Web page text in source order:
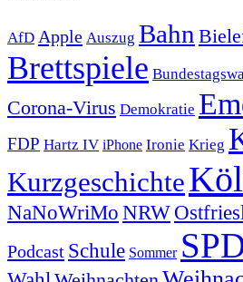
AfD Apple Auszug Bahn
Brettspiele
Corona-Virus Demokratie
FDP Hartz IV iPhone Ironie Krieg
Kurzgeschichte
NaNoWriMo NRW
Podcast Schule Sommer